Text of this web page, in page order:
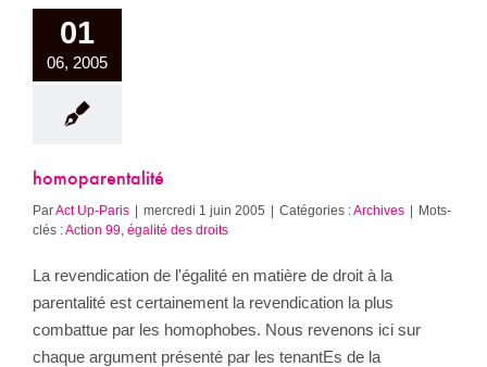
01
06, 2005
homoparentalité
ParAct Up-Paris | mercredi 1 juin 2005 | Catégories :Archives | Mots-
clés :Action 99 égalité des droits
La revendication de l'égalité en matière de droit à la
parentalité est certainement la revendication la plus
combattue par les homophobes. Nous revenons ici sur
chaque argument présenté par les tenantEs de la